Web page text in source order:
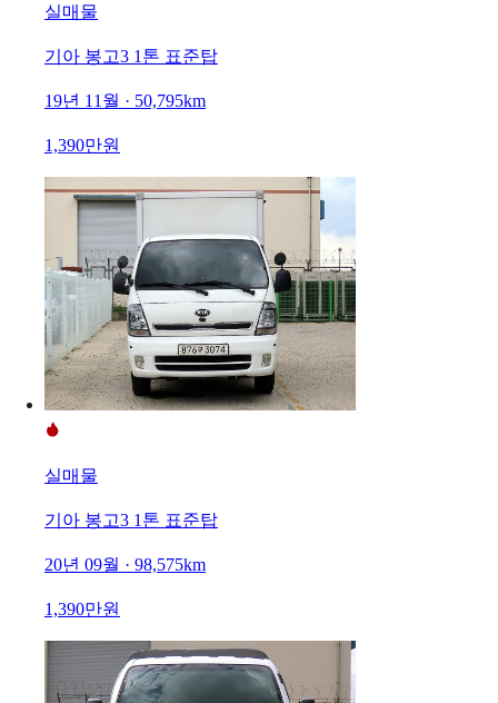
실매물
기아 봉고3 1톤 표준탑
19년 11월 · 50,795km
1,390만원
실매물
기아 봉고3 1톤 표준탑
20년 09월 · 98,575km
1,390만원